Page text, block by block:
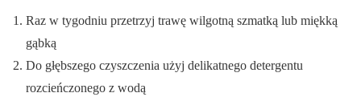
Raz w tygodniu przetrzyj trawę wilgotną szmatką lub miękką
gąbką
Do głębszego czyszczenia użyj delikatnego detergentu
rozcieńczonego z wodą